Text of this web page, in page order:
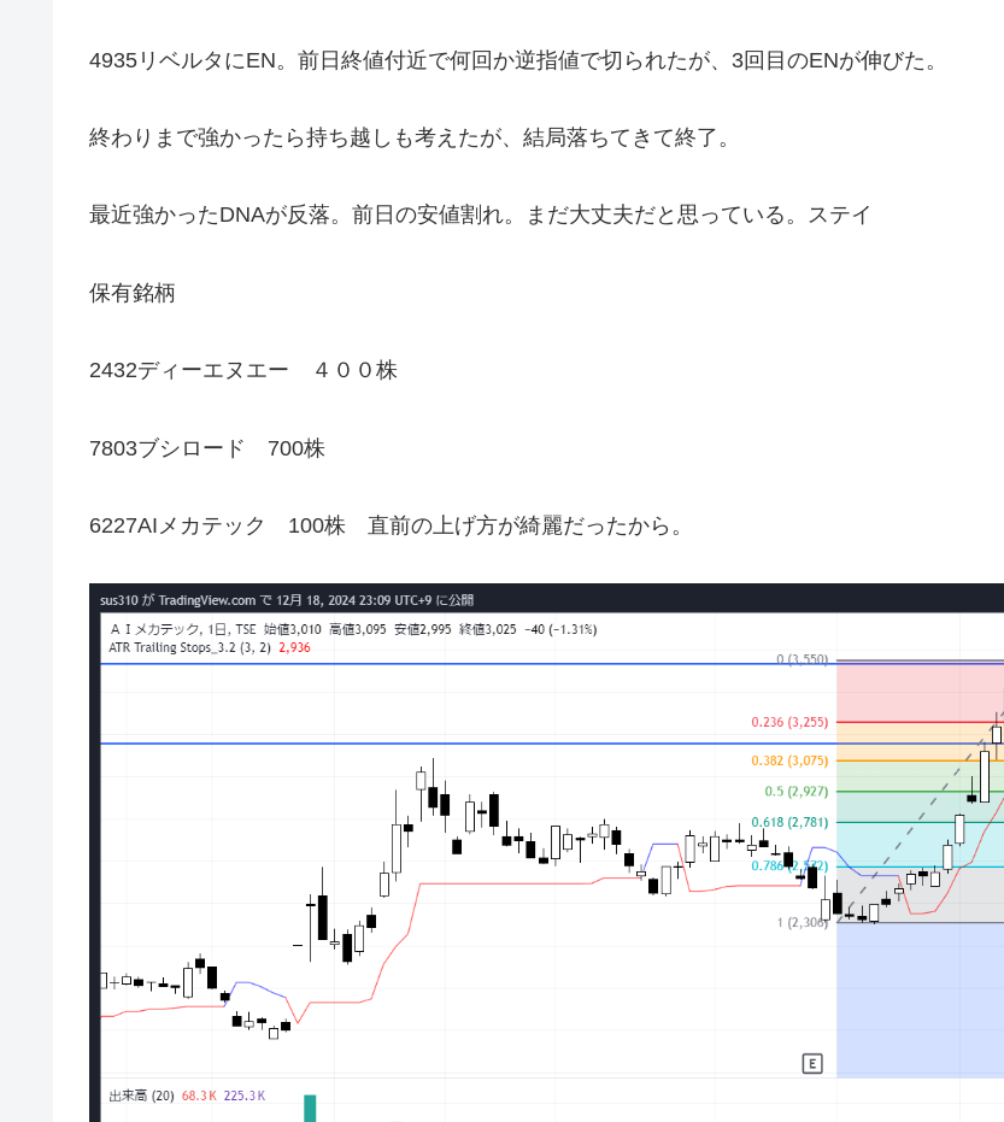
4935リベルタにEN。前日終値付近で何回か逆指値で切られたが、3回目のENが伸びた。
終わりまで強かったら持ち越しも考えたが、結局落ちてきて終了。
最近強かったDNAが反落。前日の安値割れ。まだ大丈夫だと思っている。ステイ
保有銘柄
2432ディーエヌエー ４００株
7803ブシロード 700株
6227AIメカテック 100株 直前の上げ方が綺麗だったから。